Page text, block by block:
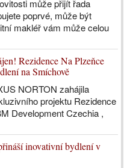
může přijít řada
poprvé, může být
makléř vám může celou
Rezidence Na Plzeňce
na Smíchově
NORTON zahájila
projektu Rezidence
Development Czechia ,
inovativní bydlení v